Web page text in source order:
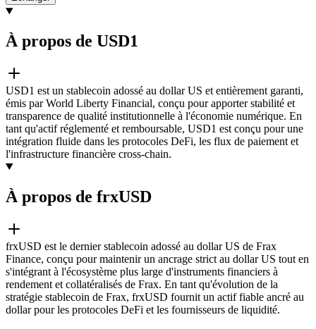
À propos de USD1
USD1 est un stablecoin adossé au dollar US et entièrement garanti,
émis par World Liberty Financial, conçu pour apporter stabilité et
transparence de qualité institutionnelle à l'économie numérique. En
tant qu'actif réglementé et remboursable, USD1 est conçu pour une
intégration fluide dans les protocoles DeFi, les flux de paiement et
l'infrastructure financière cross-chain.
À propos de frxUSD
frxUSD est le dernier stablecoin adossé au dollar US de Frax
Finance, conçu pour maintenir un ancrage strict au dollar US tout en
s'intégrant à l'écosystème plus large d'instruments financiers à
rendement et collatéralisés de Frax. En tant qu'évolution de la
stratégie stablecoin de Frax, frxUSD fournit un actif fiable ancré au
dollar pour les protocoles DeFi et les fournisseurs de liquidité.